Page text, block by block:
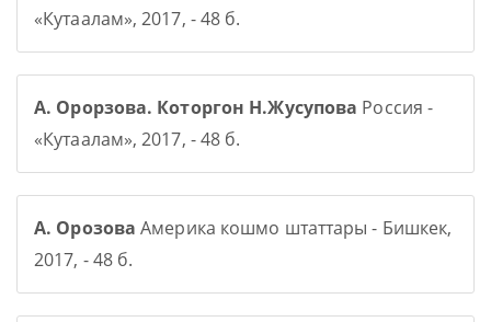
«Кутаалам», 2017, - 48 б.
А. Орорзова. Которгон Н.Жусупова Россия -
«Кутаалам», 2017, - 48 б.
А. Орозова Америка кошмо штаттары - Бишкек,
2017, - 48 б.